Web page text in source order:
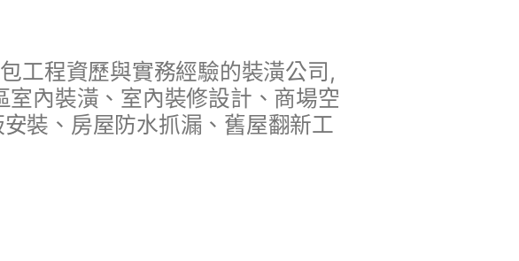
工程資歷與實務經驗的裝潢公司,
內裝潢、室內裝修設計、商場空
裝、房屋防水抓漏、舊屋翻新工